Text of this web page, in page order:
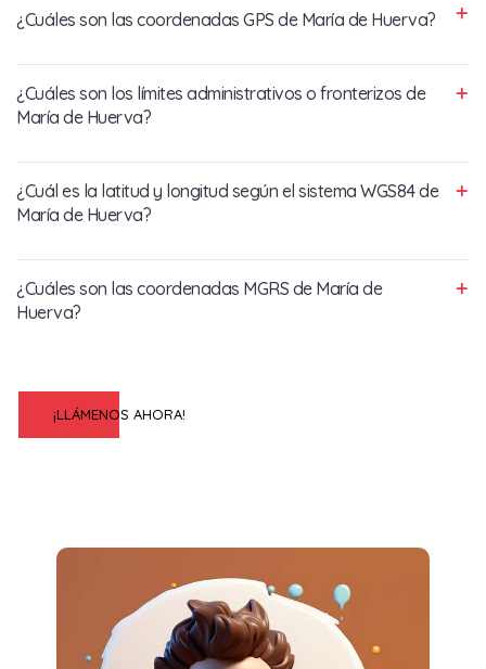
¿Cuáles son las coordenadas GPS de María de Huerva?
¿Cuáles son los límites administrativos o fronterizos de
María de Huerva?
¿Cuál es la latitud y longitud según el sistema WGS84 de
María de Huerva?
¿Cuáles son las coordenadas MGRS de María de
Huerva?
¡LLÁMENOS AHORA!